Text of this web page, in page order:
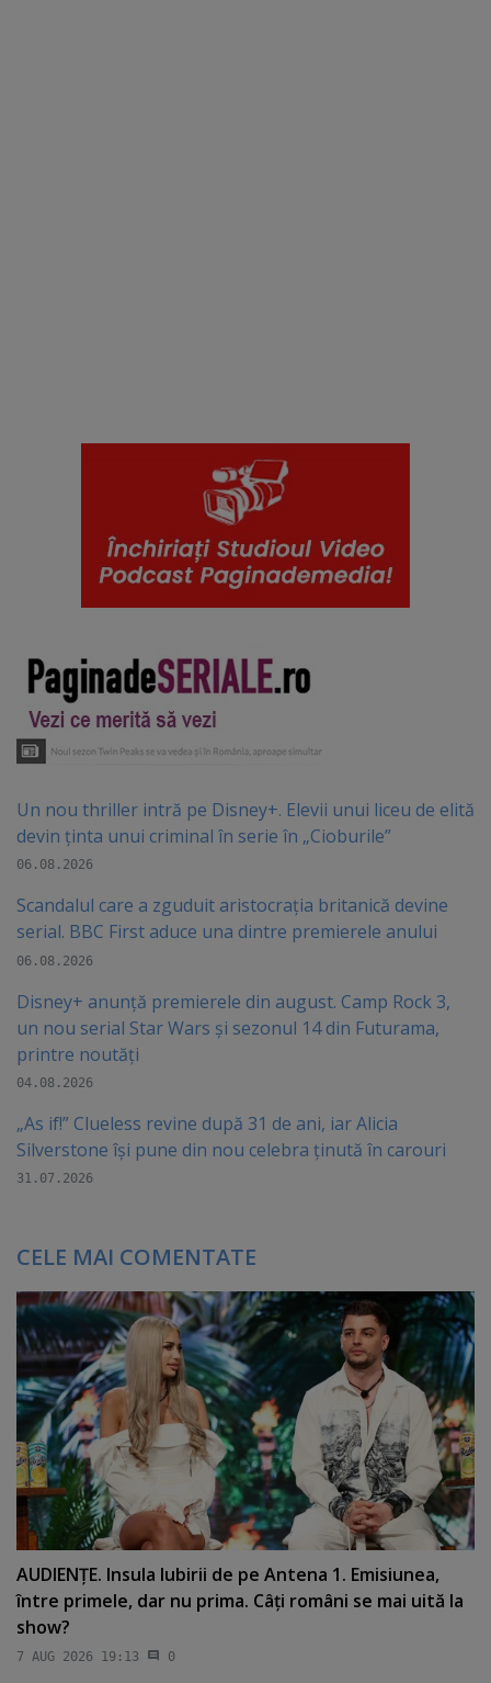
Un nou thriller intră pe Disney+. Elevii unui liceu de elită
devin ținta unui criminal în serie în „Cioburile”
06.08.2026
Scandalul care a zguduit aristocrația britanică devine
serial. BBC First aduce una dintre premierele anului
06.08.2026
Disney+ anunță premierele din august. Camp Rock 3,
un nou serial Star Wars și sezonul 14 din Futurama,
printre noutăți
04.08.2026
„As if!” Clueless revine după 31 de ani, iar Alicia
Silverstone își pune din nou celebra ținută în carouri
31.07.2026
CELE MAI COMENTATE
AUDIENŢE. Insula Iubirii de pe Antena 1. Emisiunea,
între primele, dar nu prima. Câţi români se mai uită la
show?
7 AUG 2026 19:13 0